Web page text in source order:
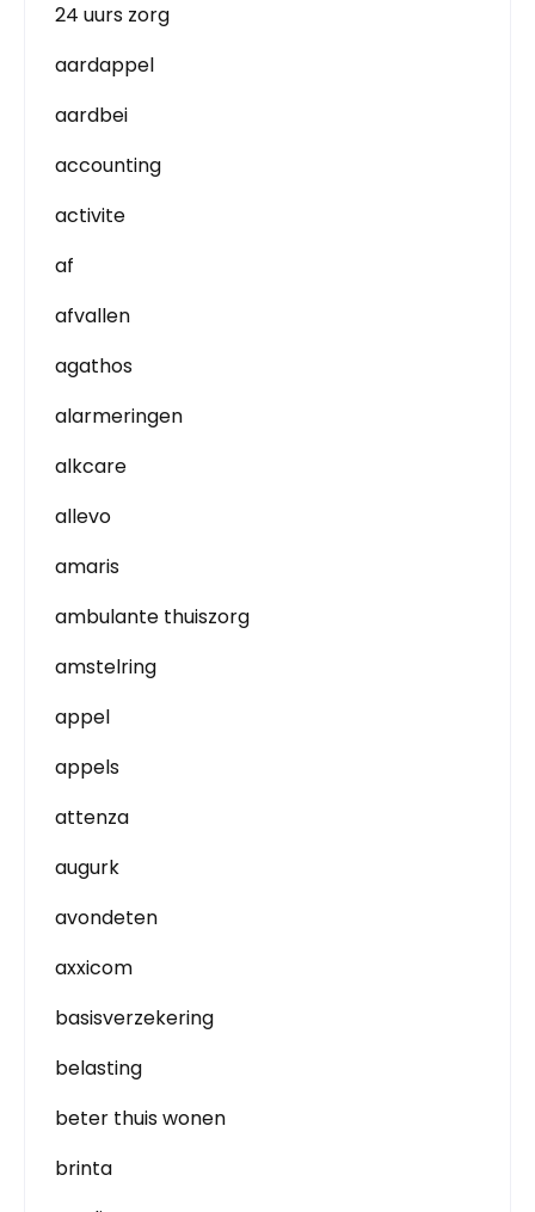
24 uurs zorg
aardappel
aardbei
accounting
activite
af
afvallen
agathos
alarmeringen
alkcare
allevo
amaris
ambulante thuiszorg
amstelring
appel
appels
attenza
augurk
avondeten
axxicom
basisverzekering
belasting
beter thuis wonen
brinta